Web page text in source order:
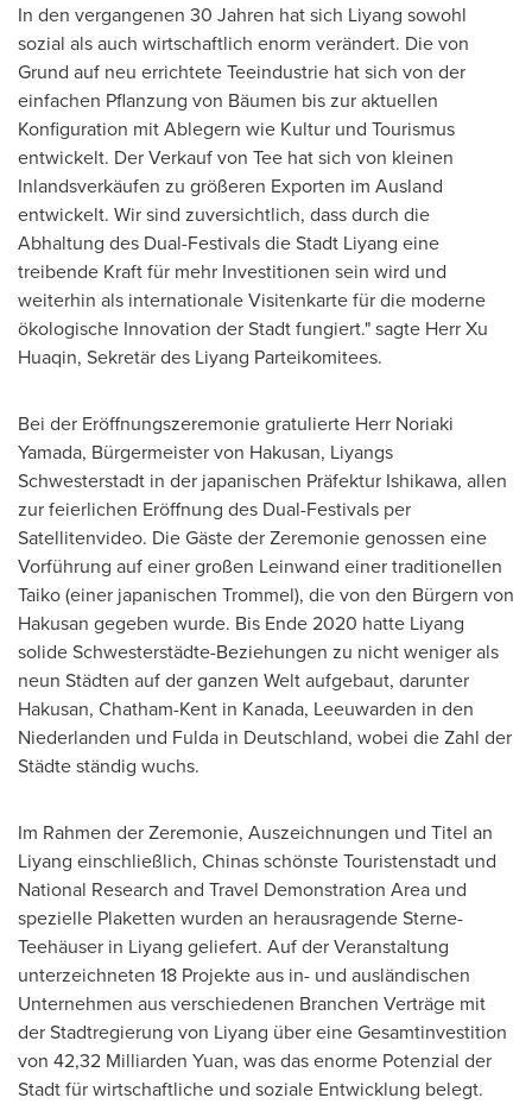
In den vergangenen 30 Jahren hat sich Liyang sowohl
sozial als auch wirtschaftlich enorm verändert. Die von
Grund auf neu errichtete Teeindustrie hat sich von der
einfachen Pflanzung von Bäumen bis zur aktuellen
Konfiguration mit Ablegern wie Kultur und Tourismus
entwickelt. Der Verkauf von Tee hat sich von kleinen
Inlandsverkäufen zu größeren Exporten im Ausland
entwickelt. Wir sind zuversichtlich, dass durch die
Abhaltung des Dual-Festivals die Stadt Liyang eine
treibende Kraft für mehr Investitionen sein wird und
weiterhin als internationale Visitenkarte für die moderne
ökologische Innovation der Stadt fungiert." sagte Herr Xu
Huaqin, Sekretär des Liyang Parteikomitees.
Bei der Eröffnungszeremonie gratulierte Herr Noriaki
Yamada, Bürgermeister von Hakusan, Liyangs
Schwesterstadt in der japanischen Präfektur Ishikawa, allen
zur feierlichen Eröffnung des Dual-Festivals per
Satellitenvideo. Die Gäste der Zeremonie genossen eine
Vorführung auf einer großen Leinwand einer traditionellen
Taiko (einer japanischen Trommel), die von den Bürgern von
Hakusan gegeben wurde. Bis Ende 2020 hatte Liyang
solide Schwesterstädte-Beziehungen zu nicht weniger als
neun Städten auf der ganzen Welt aufgebaut, darunter
Hakusan, Chatham-Kent in Kanada, Leeuwarden in den
Niederlanden und Fulda in Deutschland, wobei die Zahl der
Städte ständig wuchs.
Im Rahmen der Zeremonie, Auszeichnungen und Titel an
Liyang einschließlich, Chinas schönste Touristenstadt und
National Research and Travel Demonstration Area und
spezielle Plaketten wurden an herausragende Sterne-
Teehäuser in Liyang geliefert. Auf der Veranstaltung
unterzeichneten 18 Projekte aus in- und ausländischen
Unternehmen aus verschiedenen Branchen Verträge mit
der Stadtregierung von Liyang über eine Gesamtinvestition
von 42,32 Milliarden Yuan, was das enorme Potenzial der
Stadt für wirtschaftliche und soziale Entwicklung belegt.